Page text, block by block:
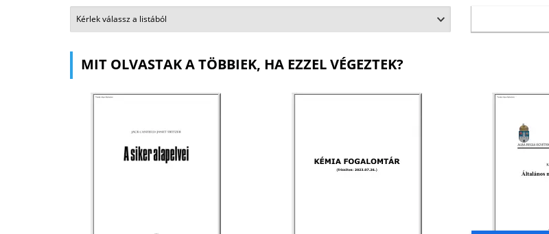
MIT OLVASTAK A TÖBBIEK, HA EZZEL VÉGEZTEK?